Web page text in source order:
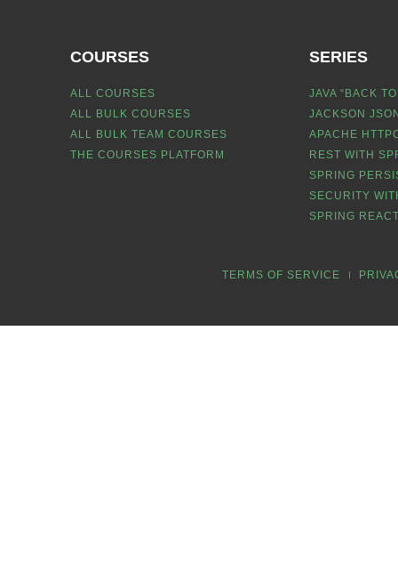
COURSES
ALL COURSES
ALL BULK COURSES
ALL BULK TEAM COURSES
THE COURSES PLATFORM
SERIES
JAVA “BACK
JACKSON
APACHE
REST WITH
SPRING
SECURITY
SPRING
TERMS OF SERVICE